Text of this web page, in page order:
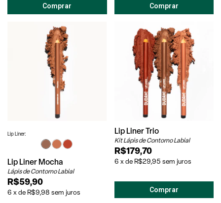
Lip Liner:
Lip Liner Mocha
Lápis de Contorno Labial
R$59,90
6 xde R$9,98 sem juros
Lip Liner Trio
Kit Lápis de Contorno Labial
R$179,70
6 xde R$29,95 sem juros